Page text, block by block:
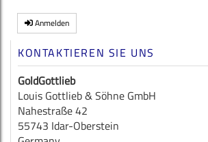
Anmelden
KONTAKTIEREN SIE UNS
GoldGottlieb
Louis Gottlieb & Söhne GmbH
Nahestraße 42
55743 Idar-Oberstein